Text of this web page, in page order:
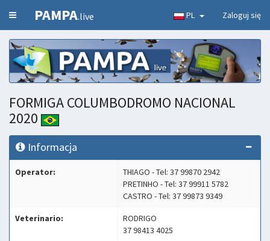
PAMPA.live PL Zaloguj się
FORMIGA COLUMBODROMO NACIONAL
2020
Informacja
Operator:
THIAGO - Tel: 37 99870 2942
PRETINHO - Tel: 37 99911 5782
CASTRO - Tel: 37 99873 9349
Veterinario:
RODRIGO
37 98413 4025